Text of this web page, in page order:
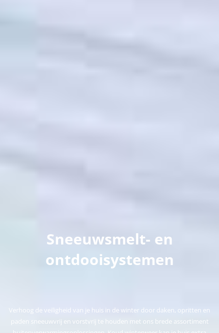
Sneeuwsmelt- en
ontdooisystemen
Verhoog de veiligheid van je huis in de winter door daken, opritten en
paden sneeuwvrij en vorstvrij te houden met ons brede assortiment